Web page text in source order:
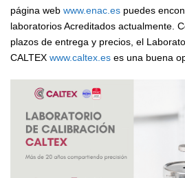
página web www.enac.es puedes
laboratorios Acreditados actualmente.
plazos de entrega y precios, el
CALTEX www.caltex.es es una buena